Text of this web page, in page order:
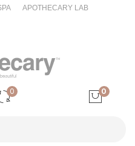
APOTHECARY LAB
0 0